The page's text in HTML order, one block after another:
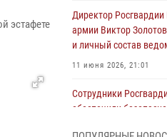
эстафете
Директор Росгвардии
армии Виктор
и личный состав
11 июня 2026, 21:01
Сотрудники
обеспечили